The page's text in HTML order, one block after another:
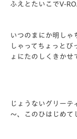
ふえとたいこでV-
いつのまにか明しゃ
しゃってちょっとび
ょにたのしくきかせ
じょうないグリーテ
～、このひはじめ